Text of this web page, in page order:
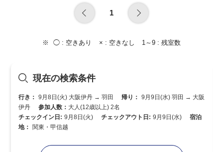
1
◯ : 空きあり × : 空きなし 1～9 : 残室数
現在の検索条件
行き： 9月8日(火) 大阪伊丹 → 羽田 帰り： 9月9日(水) 羽田 → 大阪
伊丹
参加人数： 大人(12歳以上) 2名
チェックイン日: 9月8日(火) チェックアウト日: 9月9日(水)
宿泊
地：
関東・甲信越